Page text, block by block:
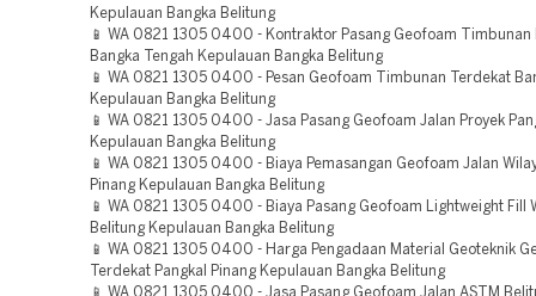
Kepulauan Bangka Belitung
📱 WA 0821 1305 0400 - Kontraktor Pasang Geofoam Timbunan
Bangka Tengah Kepulauan Bangka Belitung
📱 WA 0821 1305 0400 - Pesan Geofoam Timbunan Terdekat
Kepulauan Bangka Belitung
📱 WA 0821 1305 0400 - Jasa Pasang Geofoam Jalan Proyek
Kepulauan Bangka Belitung
📱 WA 0821 1305 0400 - Biaya Pemasangan Geofoam Jalan
Pinang Kepulauan Bangka Belitung
📱 WA 0821 1305 0400 - Biaya Pasang Geofoam Lightweight Fill
Belitung Kepulauan Bangka Belitung
📱 WA 0821 1305 0400 - Harga Pengadaan Material Geoteknik
Terdekat Pangkal Pinang Kepulauan Bangka Belitung
📱 WA 0821 1305 0400 - Jasa Pasang Geofoam Jalan ASTM